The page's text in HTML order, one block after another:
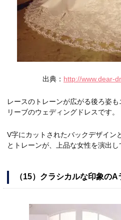
出典： http://www.dear-
レースのトレーンが広がる後ろ姿
リーブのウェディングドレスです。
V字にカットされたバックデザイン
とトレーンが、上品な女性を演出し
（15）クラシカルな印象の